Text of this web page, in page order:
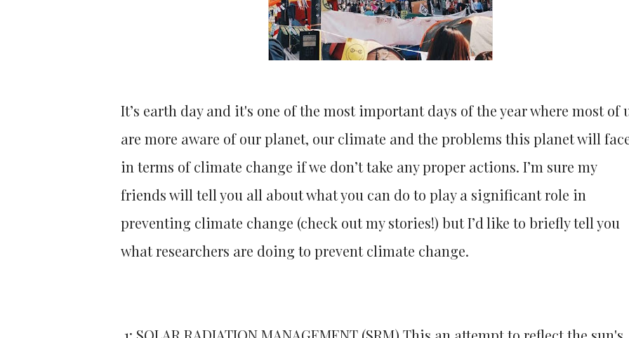
It’s earth day and it's one of the most important days of the year where most of
are more aware of our planet, our climate and the problems this planet will
in terms of climate change if we don’t take any proper actions. I’m sure my
friends will tell you all about what you can do to play a significant role in
preventing climate change (check out my stories!) but I’d like to briefly tell you
what researchers are doing to prevent climate change.